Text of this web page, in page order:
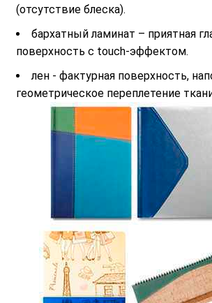
(отсутствие блеска).
бархатный ламинат – приятная
поверхность с touch-эффектом.
лен - фактурная поверхность,
геометрическое переплетение